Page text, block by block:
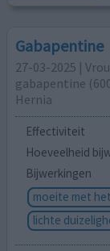
Gabapentine
27-03-2025 |
gabapentine
Hernia
Effectiviteit
Hoeveelheid
Bijwerkingen
moeite met
lichte